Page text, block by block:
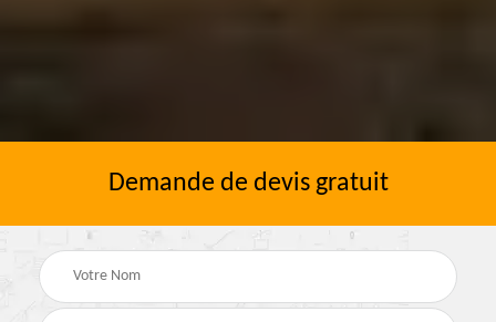
Demande de devis gratuit